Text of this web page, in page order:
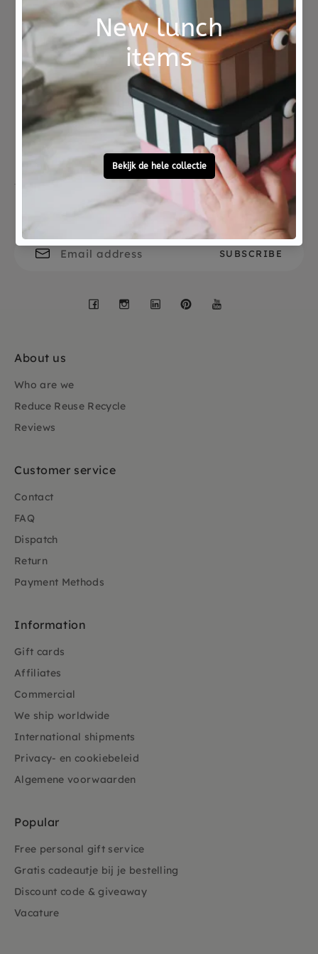
32 pagina's
Uitgeverij Boycott
Not good?
Money Back
Ordered before 15:00,
tomorrow at home
To ask?
Call 0572 - 700 203
Let's stay in touch
Facebook
Instagram
LinkedInPinterest
About us
Who are we
Reduce Reuse Recycle
Reviews
Customer service
Contact
FAQ
Dispatch
Return
Payment Methods
Information
Gift cards
Affiliates
Commercial
We ship worldwide
International shipments
Privacy- en cookiebeleid
Algemene voorwaarden
Popular
Free personal gift service
Gratis cadeautje bij je bestelling
Discount code & giveaway
Vacature